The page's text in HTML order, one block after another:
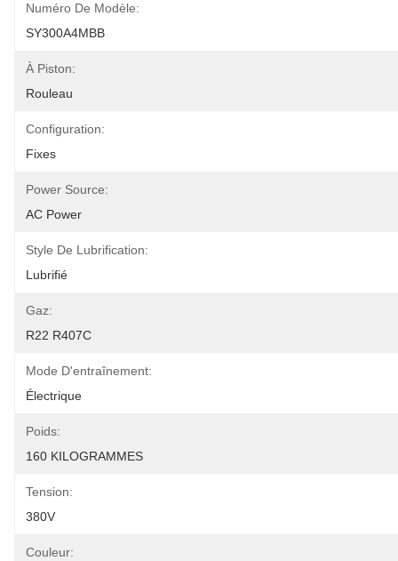
Numéro De Modèle:
SY300A4MBB
À Piston:
Rouleau
Configuration:
Fixes
Power Source:
AC Power
Style De Lubrification:
Lubrifié
Gaz:
R22 R407C
Mode D'entraînement:
Électrique
Poids:
160 KILOGRAMMES
Tension:
380V
Couleur: